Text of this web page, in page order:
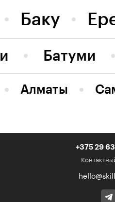
Баку
Батуми
Алматы
+375 29